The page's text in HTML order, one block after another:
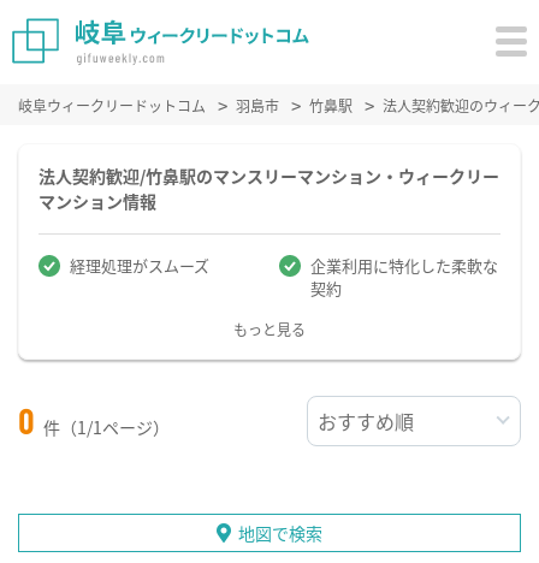
岐阜ウィークリードットコム 羽島市 竹鼻駅 法人契約歓迎のウィー
法人契約歓迎/竹鼻駅のマンスリーマンション・ウィークリー
マンション情報
経理処理がスムーズ
企業利用に特化した柔軟な
契約
もっと見る
0 件（1/1ページ）
地図で検索